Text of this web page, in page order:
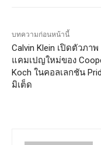
บทความก่อนหน้านี้
Calvin Klein เปิดตัวภาพ
แคมเปญใหม่ของ
Koch ในคอลเลกชัน
มิเต็ด